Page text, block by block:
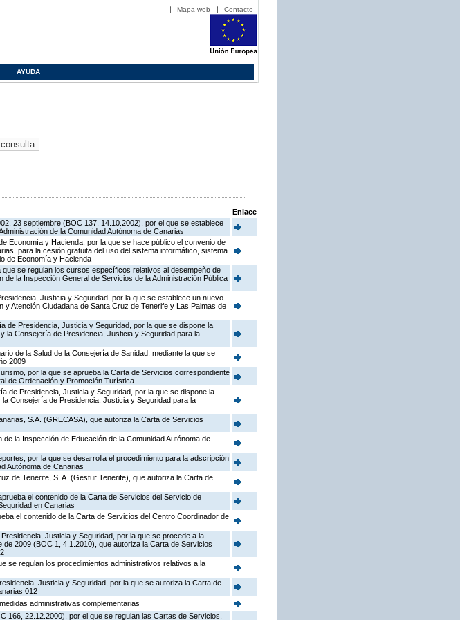
Mapa web Contacto
AYUDA
Enlace
23 septiembre (BOC 137, 14.10.2002), por el que se establece
de la Comunidad Autónoma de Canarias
Economía y Hacienda, por la que se hace público el convenio de
para la cesión gratuita del uso del sistema informático, sistema
de Economía y Hacienda
se regulan los cursos específicos relativos al desempeño de
la Inspección General de Servicios de la Administración Pública
Justicia y Seguridad, por la que se establece un nuevo
Atención Ciudadana de Santa Cruz de Tenerife y Las Palmas de
de Presidencia, Justicia y Seguridad, por la que se dispone la
la Consejería de Presidencia, Justicia y Seguridad para la
de la Salud de la Consejería de Sanidad, mediante la que se
2009
por la que se aprueba la Carta de Servicios correspondiente
de Ordenación y Promoción Turística
de Presidencia, Justicia y Seguridad, por la que se dispone la
Consejería de Presidencia, Justicia y Seguridad para la
S.A. (GRECASA), que autoriza la Carta de Servicios
la Inspección de Educación de la Comunidad Autónoma de
por la que se desarrolla el procedimiento para la adscripción
Autónoma de Canarias
de Tenerife, S. A. (Gestur Tenerife), que autoriza la Carta de
el contenido de la Carta de Servicios del Servicio de
en Canarias
el contenido de la Carta de Servicios del Centro Coordinador de
Justicia y Seguridad, por la que se procede a la
2009 (BOC 1, 4.1.2010), que autoriza la Carta de Servicios
se regulan los procedimientos administrativos relativos a la
Justicia y Seguridad, por la que se autoriza la Carta de
012
administrativas complementarias
166, 22.12.2000), por el que se regulan las Cartas de Servicios,